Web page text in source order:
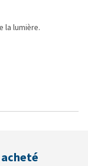
la lumière.